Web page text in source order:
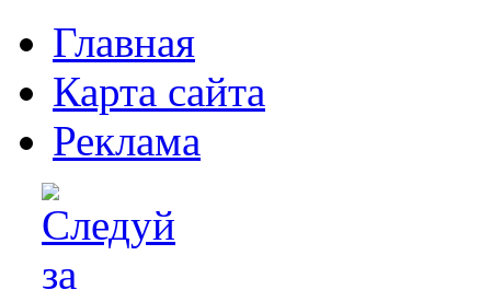
Главная
Карта сайта
Реклама